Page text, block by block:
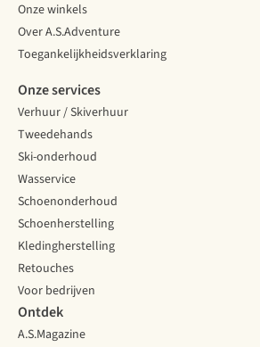
Onze winkels
Over A.S.Adventure
Toegankelijkheidsverklaring
Onze services
Verhuur / Skiverhuur
Tweedehands
Ski-onderhoud
Wasservice
Schoenonderhoud
Schoenherstelling
Kledingherstelling
Retouches
Voor bedrijven
Ontdek
A.S.Magazine